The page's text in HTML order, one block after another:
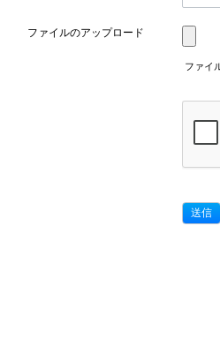
ファイルのアップロード
ファイ